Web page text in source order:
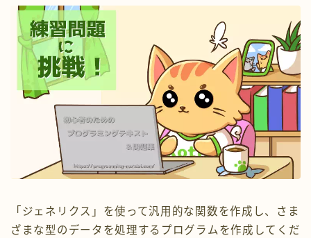
「ジェネリクス」を使って汎用的な関数を作成し、さま
ざまな型のデータを処理するプログラムを作成してくだ